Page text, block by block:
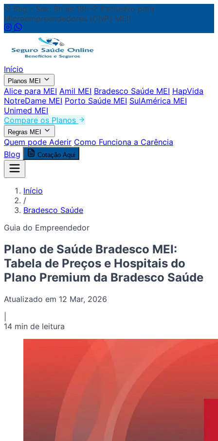
Seg - Sex: 9h às 18h
Exclusivo para
Microempreendedores (CNPJ MEI)
Início
Planos MEI
Alice para MEI Amil MEI Bradesco Saúde MEI HapVida
NotreDame MEI Porto Saúde MEI SulAmérica MEI
Unimed MEI
Compare os Planos
Regras MEI
Quem pode Aderir Como Funciona a Carência
Blog
Cotação Aqui
Início
/
Bradesco Saúde
Guia do Empreendedor
Plano de Saúde Bradesco MEI:
Tabela de Preços e Hospitais do
Plano Premium da Bradesco Saúde
Atualizado em 12 Mar, 2026
14 min de leitura